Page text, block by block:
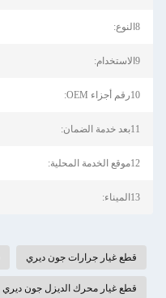
8النوع:
9الاستخدام:
10رقم أجزاء OEM:
11بعد خدمة الضمان:
12موقع الخدمة المحلية:
13الميناء:
قطع غيار جرارات جون ديري
قطع غيار محرك الديزل جون ديري